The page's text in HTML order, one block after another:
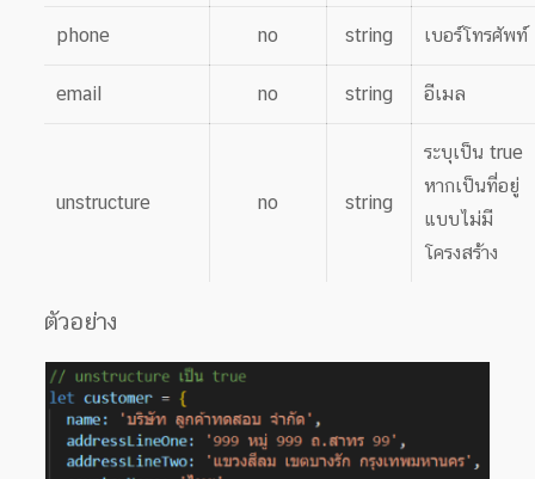
phone no string เบอร์โทรศัพท์
email no string อีเมล
unstructure no string
ระบุเป็น true
หากเป็นที่อยู่
แบบไม่มี
โครงสร้าง
ตัวอย่าง